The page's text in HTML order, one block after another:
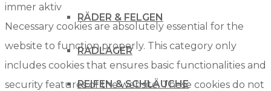
RÄDER & FELGEN
RADLAGER
REIFEN & SCHLÄUCHE
immer aktiv
Necessary cookies are absolutely essential for the
website to function properly. This category only
includes cookies that ensures basic functionalities and
security features of the website. These cookies do not